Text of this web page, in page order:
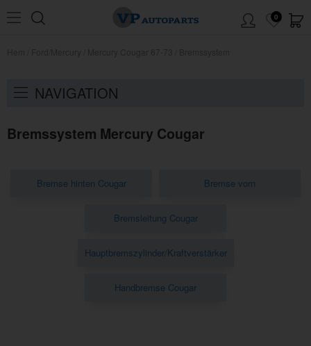
0
NAVIGATION
Bremssystem Mercury Cougar
Bremse hinten Cougar Bremse vorn
Bremsleitung Cougar
Hauptbremszylinder/Kraftverstärker
Handbremse Cougar